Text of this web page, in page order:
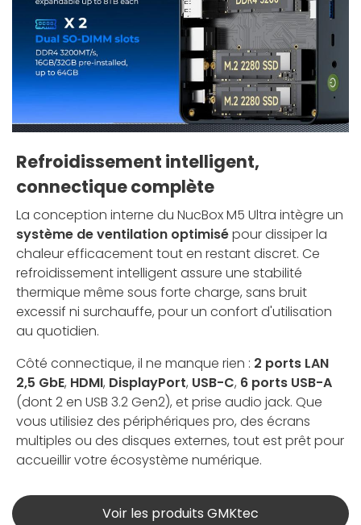
Refroidissement intelligent,
connectique complète
La conception interne du NucBox M5 Ultra intègre un
système de ventilation optimisépour dissiper la
chaleur efficacement tout en restant discret. Ce
refroidissement intelligent assure une stabilité
thermique même sous forte charge, sans bruit
excessif ni surchauffe, pour un confort d'utilisation
au quotidien.
Côté connectique, il ne manque rien : 2 ports LAN
2,5 GbE, HDMI, DisplayPort, USB-C, 6 ports USB-A
(dont 2 en USB 3.2 Gen2), et prise audio jack. Que
vous utilisiez des périphériques pro, des écrans
multiples ou des disques externes, tout est prêt pour
accueillir votre écosystème numérique.
Voir les produits GMKtec